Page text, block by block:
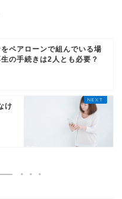
ペアローンで組んでいる場
の手続きは2人とも必要？
け